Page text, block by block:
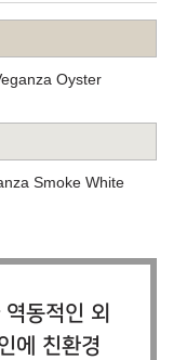
Oyster
Smoke White
동적인 외
에 친환경